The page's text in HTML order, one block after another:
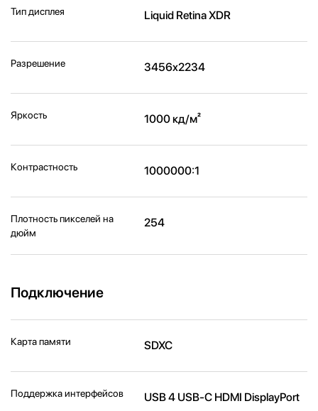
Тип дисплея Liquid Retina XDR
Разрешение 3456x2234
Яркость 1000 кд/м²
Контрастность 1000000:1
Плотность пикселей на
дюйм
254
Подключение
Карта памяти SDXC
Поддержка интерфейсов
USB 4 USB-C HDMI DisplayPort